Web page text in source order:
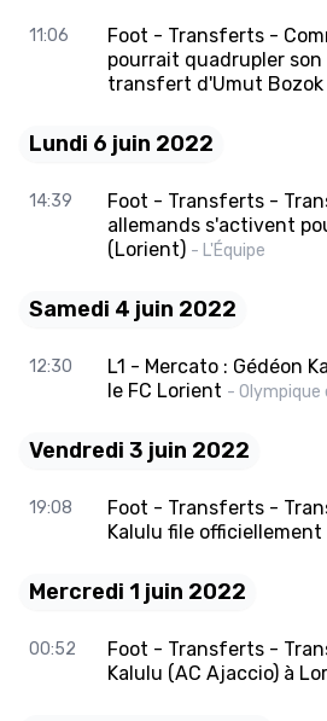
11:06
Foot - Transferts -
pourrait quadrupler son
transfert d'Umut Bozok
Lundi 6 juin 2022
14:39
Foot - Transferts -
allemands s'activent
(Lorient) - L'Équipe
Samedi 4 juin 2022
12:30
L1 - Mercato : Gédéon
le FC Lorient - Olympique
Vendredi 3 juin 2022
19:08
Foot - Transferts -
Kalulu file
Mercredi 1 juin 2022
00:52
Foot - Transferts -
Kalulu (AC Ajaccio) à